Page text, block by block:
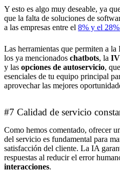
Y esto es algo muy deseable, ya
que la falta de soluciones de
a las empresas entre el 8% y el
Las herramientas que permiten a
los ya mencionados chatbots, la
y las opciones de autoservicio,
esenciales de tu equipo principal
aprovechar las mejores
#7 Calidad de servicio
Como hemos comentado, ofrecer
del servicio es fundamental para
satisfacción del cliente. La IA
respuestas al reducir el error
interacciones.